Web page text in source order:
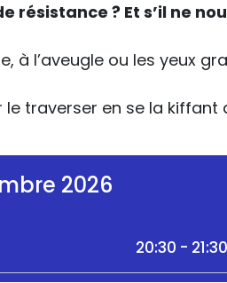
résistance ? Et s’il ne
l’aveugle ou les yeux
traverser en se la kiffant
2026
20:30 -